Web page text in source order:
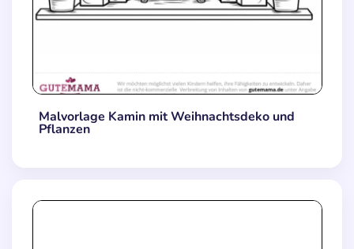
Malvorlage Kamin mit Weihnachtsdeko und
Pflanzen